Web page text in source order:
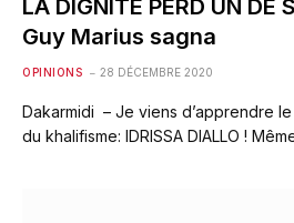
LA DIGNITÉ PERD UN DE
Guy Marius sagna
OPINIONS 28 DÉCEMBRE 2020
Dakarmidi – Je viens d’apprendre le
du khalifisme: IDRISSA DIALLO !